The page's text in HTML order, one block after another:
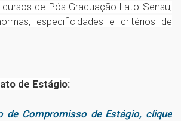
de Pós-Graduação Lato Sensu,
especificidades e critérios de
de Estágio:
de Compromisso de Estágio, clique